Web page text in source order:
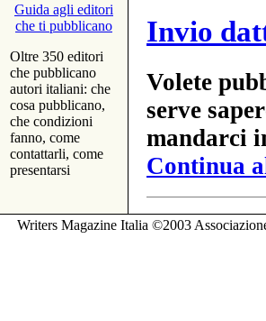
Guida agli editori
che ti pubblicano
Oltre 350 editori
che pubblicano
autori italiani: che
cosa pubblicano,
che condizioni
fanno, come
contattarli, come
presentarsi
Invio
Volete
serve
mandarci
Continua
Writers Magazine Italia ©2003